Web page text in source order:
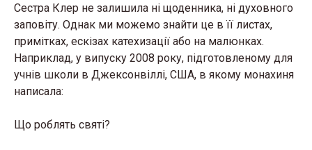
Сестра Клер не залишила ні щоденника, ні духовного
заповіту. Однак ми можемо знайти це в її листах,
примітках, ескізах катехизації або на малюнках.
Наприклад, у випуску 2008 року, підготовленому для
учнів школи в Джексонвіллі, США, в якому монахиня
написала:
Що роблять святі?